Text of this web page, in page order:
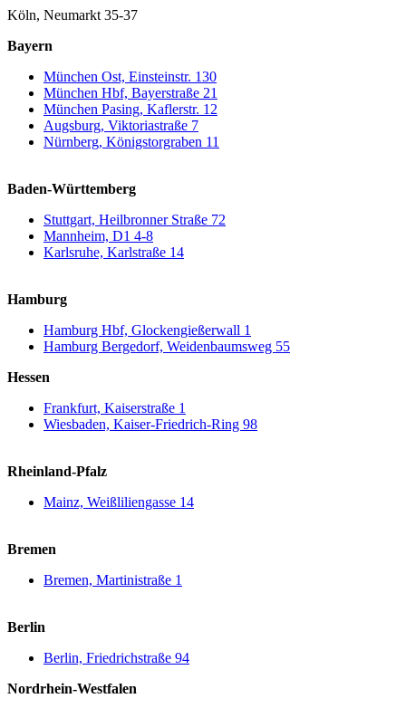
Köln, Neumarkt 35-37
Bayern
München Ost, Einsteinstr. 130
München Hbf, Bayerstraße 21
München Pasing, Kaflerstr. 12
Augsburg, Viktoriastraße 7
Nürnberg, Königstorgraben 11
Baden-Württemberg
Stuttgart, Heilbronner Straße 72
Mannheim, D1 4-8
Karlsruhe, Karlstraße 14
Hamburg
Hamburg Hbf, Glockengießerwall 1
Hamburg Bergedorf, Weidenbaumsweg 55
Hessen
Frankfurt, Kaiserstraße 1
Wiesbaden, Kaiser-Friedrich-Ring 98
Rheinland-Pfalz
Mainz, Weißliliengasse 14
Bremen
Bremen, Martinistraße 1
Berlin
Berlin, Friedrichstraße 94
Nordrhein-Westfalen